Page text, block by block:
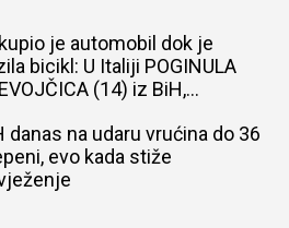
je automobil dok je
bicikl: U Italiji POGINULA
(14) iz BiH,
danas na udaru vrućina do 36
evo kada stiže